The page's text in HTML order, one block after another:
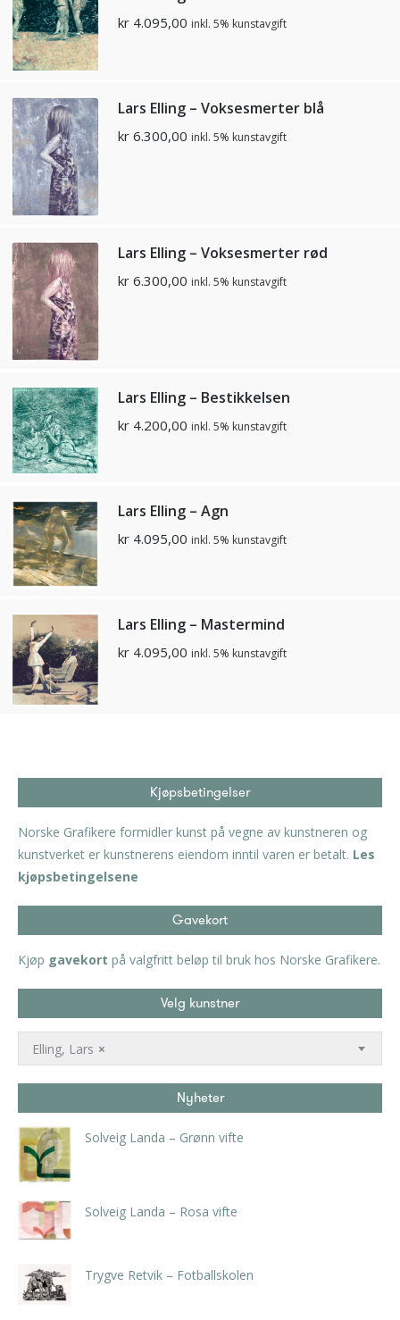
kr 4.095,00 inkl. 5% kunstavgift
Lars Elling – Voksesmerter blå
kr 6.300,00 inkl. 5% kunstavgift
Lars Elling – Voksesmerter rød
kr 6.300,00 inkl. 5% kunstavgift
Lars Elling – Bestikkelsen
kr 4.200,00 inkl. 5% kunstavgift
Lars Elling – Agn
kr 4.095,00 inkl. 5% kunstavgift
Lars Elling – Mastermind
kr 4.095,00 inkl. 5% kunstavgift
Kjøpsbetingelser
Norske Grafikere formidler kunst på vegne av kunstneren og
kunstverket er kunstnerens eiendom inntil varen er betalt. Les
kjøpsbetingelsene
Gavekort
Kjøp gavekort på valgfritt beløp til bruk hos Norske Grafikere.
Velg kunstner
×
Elling, Lars
Nyheter
Solveig Landa – Grønn vifte
Solveig Landa – Rosa vifte
Trygve Retvik – Fotballskolen